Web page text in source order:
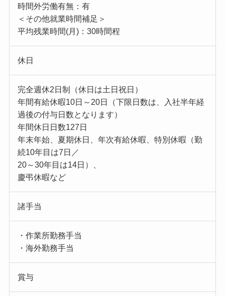
時間外労働有無：有
＜その他就業時間補足＞
平均残業時間(月)：30時間程
休日
完全週休2日制（休日は土日祝日）
年間有給休暇10日～20日（下限日数は、入社半年経
過後の付与日数となります）
年間休日日数127日
年末年始、夏期休日、年次有給休暇、特別休暇（勤
続10年目は7日／
20～30年目は14日）、
慶弔休暇など
諸手当
・作業所勤務手当
・海外勤務手当
賞与